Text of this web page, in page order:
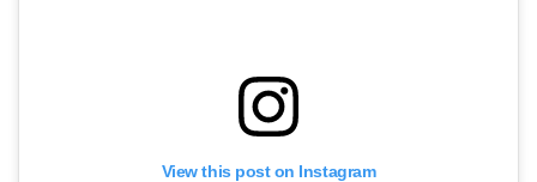
View this post on Instagram